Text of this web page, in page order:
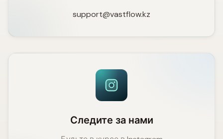
support@vastflow.kz
Следите за нами